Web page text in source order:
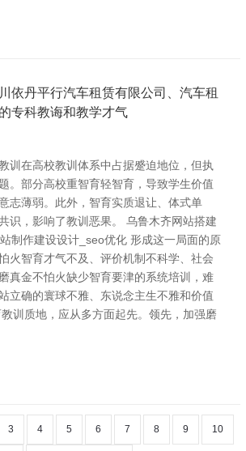
依丹平行汽车租赁有限公司、汽车租
专科教诲和教学才气
训在高校教训体系中占据蹙迫地位，但执
。部分高校重智育轻智育，导致学生价值
志薄弱。此外，智育实质退让、体式单
识，影响了教训恶果。 乌鲁木齐网站搭建
站制作建设设计_seo优化 形成这一局面的原
火智育才气不及、评价机制不科学、社会
真金不怕火缺少智育要津的系统培训，难
立确的寰球不雅、东说念主生不雅和价值
训质地，应从多方面起先。领先，加强磨
3 4 5 6 7 8 9 10